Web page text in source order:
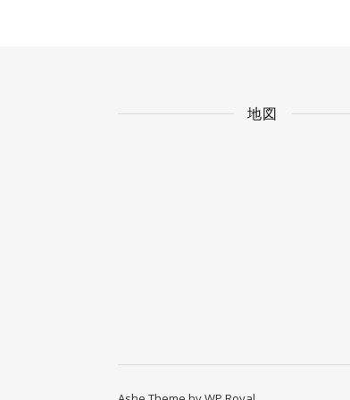
地図